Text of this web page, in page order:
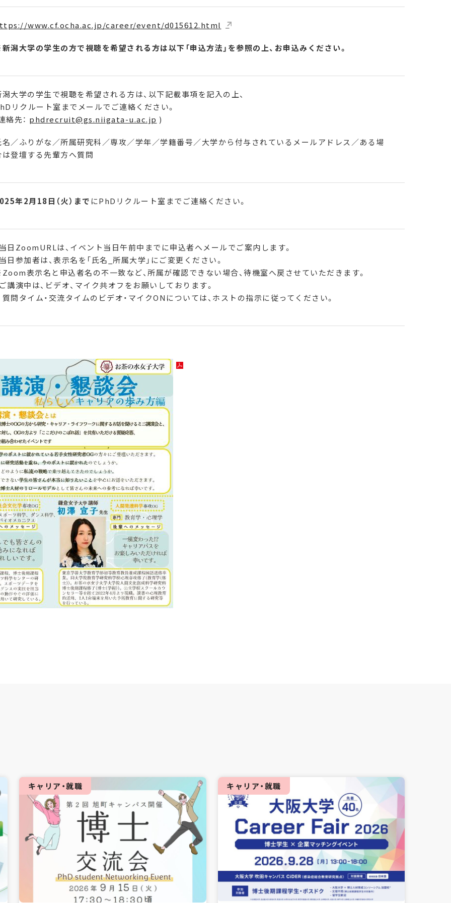
www.cf.ocha.ac.jp/career/event/d015612.html
潟大学の学生の方で視聴を希望される方は以下「申込方法」を参照の上、お申込みください。
潟大学の学生で視聴を希望される方は、以下記載事項を記入の上、
リクルート室までメールでご連絡ください。
絡先： phdrecruit@gs.niigata-u.ac.jp )
名／ふりがな／所属研究科／専攻／学年／学籍番号／大学から付与されているメールアドレス／ある場
は登壇する先輩方へ質問
年2月18日（火）まで にPhDリクルート室までご連絡ください。
日 ZoomURLは、 イベント当日午前中までに申込者へメールでご案内します。
日参加者は、表示名を「氏名
所属大学」にご変更ください。
Zoom表示名と申込者名の不一致など、所属が確認できない場合、待機室へ戻させていただきます。
講演中は、ビデオ、マイク共オフをお願いしております。
問タイム・交流タイムのビデオ・マイクON については、ホストの指示に従ってください。
キャリア・就職 キャリア・就職